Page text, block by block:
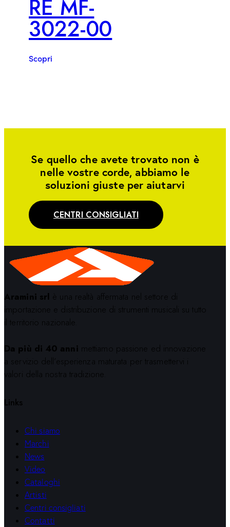
RE MF-
3022-00
Scopri
Se quello che avete trovato non è
nelle vostre corde, abbiamo le
soluzioni giuste per aiutarvi
CENTRI CONSIGLIATI
Aramini srl è una realtà affermata nel settore di
importazione e distribuzione di strumenti musicali su tutto
il territorio nazionale.
Da più di 40 anni mettiamo passione ed innovazione
a servizio dell’esperienza maturata per trasmettervi i
valori della nostra tradizione.
Links
Chi siamo
Marchi
News
Video
Cataloghi
Artisti
Centri consigliati
Contatti